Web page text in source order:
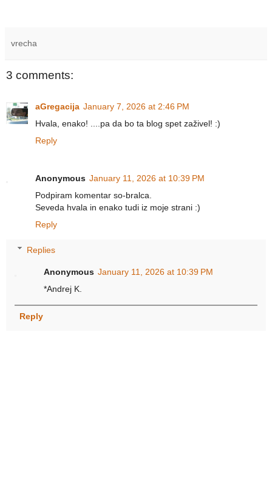
vrecha
3 comments:
aGregacija January 7, 2026 at 2:46 PM
Hvala, enako! ....pa da bo ta blog spet zaživel! :)
Reply
Anonymous January 11, 2026 at 10:39 PM
Podpiram komentar so-bralca.
Seveda hvala in enako tudi iz moje strani :)
Reply
Replies
Anonymous January 11, 2026 at 10:39 PM
*Andrej K.
Reply